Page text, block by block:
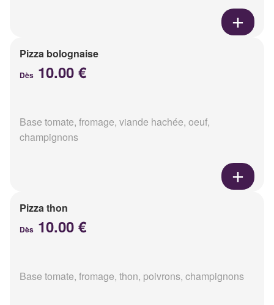
Pizza bolognaise
Dès 10.00 €
Base tomate, fromage, viande hachée, oeuf,
champignons
Pizza thon
Dès 10.00 €
Base tomate, fromage, thon, poivrons, champignons